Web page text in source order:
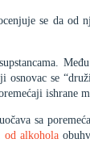
se da od
se
ishrane
sa
od alkohola